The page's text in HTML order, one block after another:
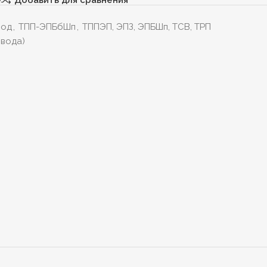
, ТПП-ЭПБбШп , ТППЭП, ЭПЗ, ЭПБШп, ТСВ, ТРП